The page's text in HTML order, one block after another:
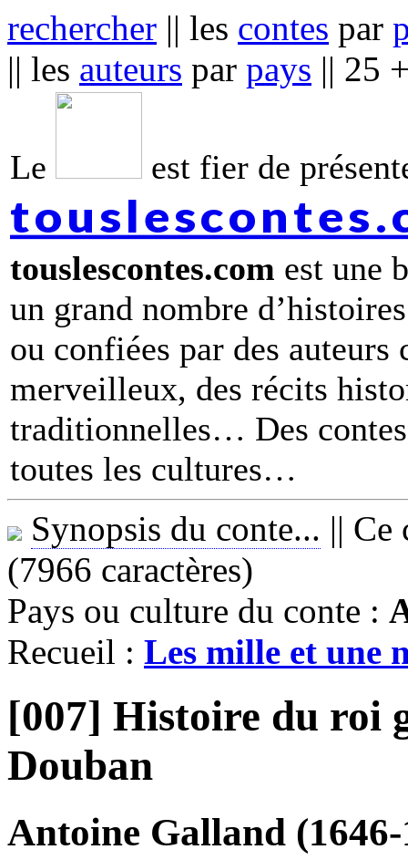
rechercher || les contes par
|| les auteurs par pays || 25
Le est fier de
touslescontes.com est une
un grand nombre
ou confiées par des
merveilleux, des récits
traditionnelles… Des
toutes les cultures
Synopsis du conte... || Ce
(7966 caractères)
Pays ou culture du conte :
Recueil : Les mille et une
[007] Histoire du roi
Douban
Antoine Galland (1646-